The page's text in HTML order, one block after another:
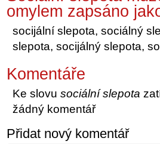
omylem zapsáno
socijální slepota, sociálný
slepota, socijálný slepota,
Komentáře
Ke slovusociální slepota
žádný komentář
Přidat nový komentář